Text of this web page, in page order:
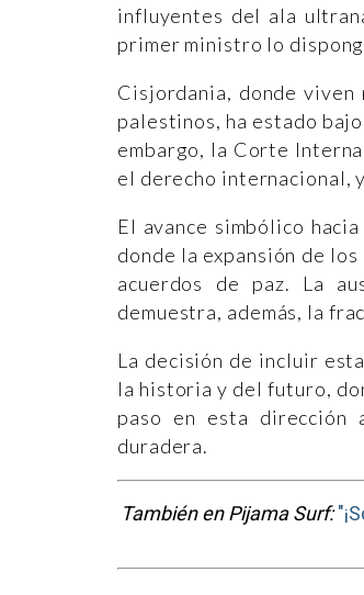
influyentes del ala
primer ministro lo
Cisjordania, donde
palestinos, ha estado
embargo, la Corte
el derecho internacional,
El avance simbólico
donde la expansión de
acuerdos de paz. La
demuestra, además, la
La decisión de incluir
la historia y del futuro,
paso en esta dirección
duradera.
También en Pijama Surf: